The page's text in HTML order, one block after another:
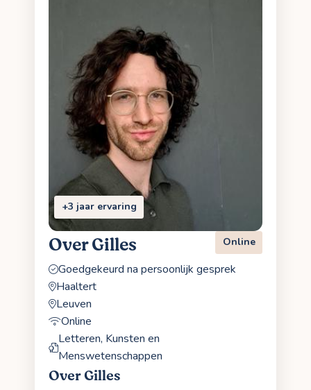
+3 jaar ervaring
Over Gilles Online
Goedgekeurd na persoonlijk gesprek
Haaltert
Leuven
Online
Letteren, Kunsten en
Menswetenschappen
Over Gilles